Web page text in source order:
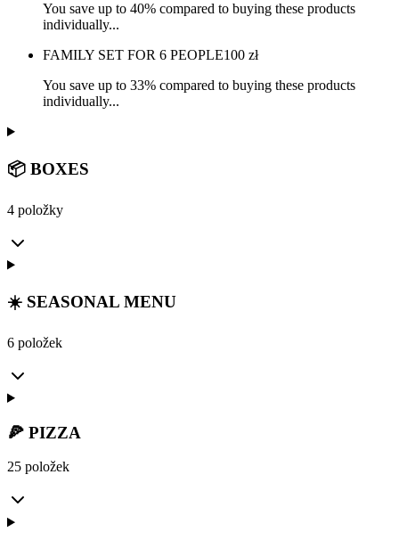
You save up to 40% compared to buying these products
individually...
FAMILY SET FOR 6 PEOPLE100 zł
You save up to 33% compared to buying these products
individually...
📦 BOXES
4 položky
☀️ SEASONAL MENU
6 položek
🍕 PIZZA
25 položek